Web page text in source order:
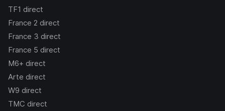
TF1 direct
France 2 direct
France 3 direct
France 5 direct
M6+ direct
Arte direct
W9 direct
TMC direct